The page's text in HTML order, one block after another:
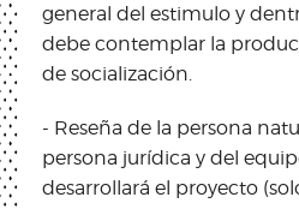
general del estimulo y
debe contemplar la
de socialización.
- Reseña de la persona
persona jurídica y del
desarrollará el proyecto